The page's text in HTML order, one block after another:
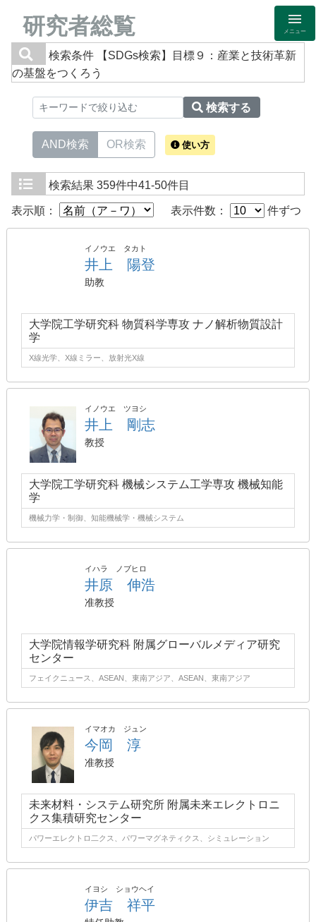
研究者総覧 メニュー
検索条件
【SDGs検索】目標９：産業と技術革新
の基盤をつくろう
検索する
AND検索 OR検索 使い方
検索結果 359件中41-50件目
表示順： 表示件数： 件ずつ
イノウエ タカト
井上 陽登
助教
大学院工学研究科 物質科学専攻 ナノ解析物質設計
学
X線光学、X線ミラー、放射光X線
イノウエ ツヨシ
井上 剛志
教授
大学院工学研究科 機械システム工学専攻 機械知能
学
機械力学・制御、知能機械学・機械システム
イハラ ノブヒロ
井原 伸浩
准教授
大学院情報学研究科 附属グローバルメディア研究
センター
フェイクニュース、ASEAN、東南アジア、ASEAN、東南アジア
イマオカ ジュン
今岡 淳
准教授
未来材料・システム研究所 附属未来エレクトロニ
クス集積研究センター
パワーエレクトロ二クス、パワーマグネティクス、シミュレーション
イヨシ ショウヘイ
伊吉 祥平